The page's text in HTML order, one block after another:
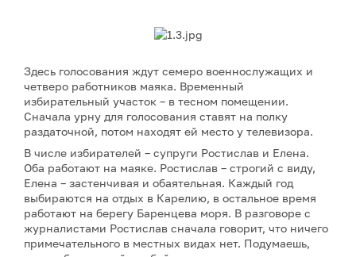
Здесь голосования ждут семеро военнослужащих и
четверо работников маяка. Временный
избирательный участок – в тесном помещении.
Сначала урну для голосования ставят на полку
раздаточной, потом находят ей место у телевизора.
В числе избирателей – супруги Ростислав и Елена.
Оба работают на маяке. Ростислав – строгий с виду,
Елена – застенчивая и обаятельная. Каждый год
выбираются на отдых в Карелию, в остальное время
работают на берегу Баренцева моря. В разговоре с
журналистами Ростислав сначала говорит, что ничего
примечательного в местных видах нет. Подумаешь,